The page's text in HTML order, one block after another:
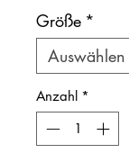
Größe *
Anzahl *